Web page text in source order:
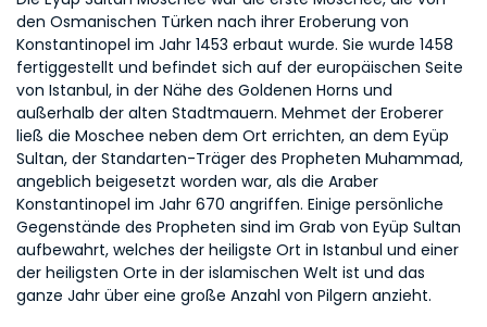
den Osmanischen Türken nach ihrer Eroberung von
Konstantinopel im Jahr 1453 erbaut wurde. Sie wurde 1458
fertiggestellt und befindet sich auf der europäischen Seite
von Istanbul, in der Nähe des Goldenen Horns und
außerhalb der alten Stadtmauern. Mehmet der Eroberer
ließ die Moschee neben dem Ort errichten, an dem Eyüp
Sultan, der Standarten-Träger des Propheten Muhammad,
angeblich beigesetzt worden war, als die Araber
Konstantinopel im Jahr 670 angriffen. Einige persönliche
Gegenstände des Propheten sind im Grab von Eyüp Sultan
aufbewahrt, welches der heiligste Ort in Istanbul und einer
der heiligsten Orte in der islamischen Welt ist und das
ganze Jahr über eine große Anzahl von Pilgern anzieht.